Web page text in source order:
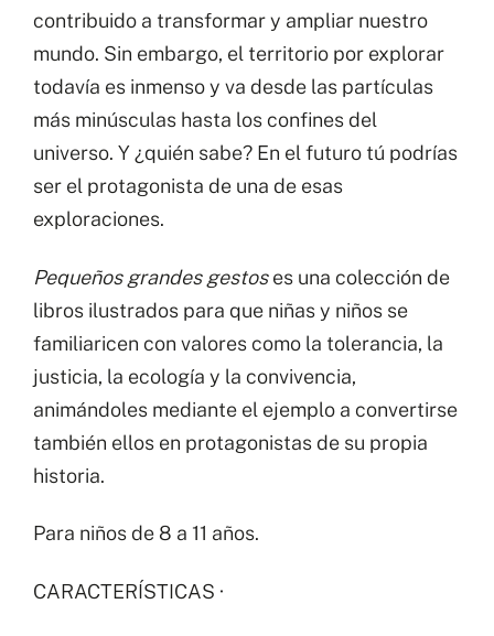
contribuido a transformar y ampliar nuestro
mundo. Sin embargo, el territorio por explorar
todavía es inmenso y va desde las partículas
más minúsculas hasta los confines del
universo. Y ¿quién sabe? En el futuro tú podrías
ser el protagonista de una de esas
exploraciones.
Pequeños grandes gestoses una colección de
libros ilustrados para que niñas y niños se
familiaricen con valores como la tolerancia, la
justicia, la ecología y la convivencia,
animándoles mediante el ejemplo a convertirse
también ellos en protagonistas de su propia
historia.
Para niños de 8 a 11 años.
CARACTERÍSTICAS ·